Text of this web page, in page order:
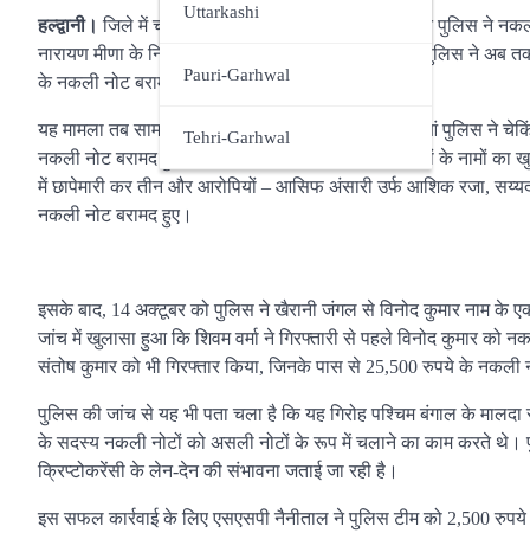
Udham Singh Nagar
Uttarkashi
Pauri-Garhwal
Tehri-Garhwal
हल्द्वानी। जिले में चलाए जा रहे सघन चेकिंग अभियान के तहत पुलिस ने नकली
नारायण मीणा के निर्देश पर चलाए गए इस अभियान के दौरान पुलिस ने
के नकली नोट बरामद किए हैं।
यह मामला तब सामने आया जब 9 अक्टूबर 2024 को लालकुआं पुलिस ने
नकली नोट बरामद हुए। पूछताछ में शिवम वर्मा ने अन्य साथियों के नामों
में छापेमारी कर तीन और आरोपियों – आसिफ अंसारी उर्फ आशिक रजा,
नकली नोट बरामद हुए।
इसके बाद, 14 अक्टूबर को पुलिस ने खैरानी जंगल से विनोद कुमार नाम के
जांच में खुलासा हुआ कि शिवम वर्मा ने गिरफ्तारी से पहले विनोद कुमार को
संतोष कुमार को भी गिरफ्तार किया, जिनके पास से 25,500 रुपये के
पुलिस की जांच से यह भी पता चला है कि यह गिरोह पश्चिम बंगाल के
के सदस्य नकली नोटों को असली नोटों के रूप में चलाने का काम करते थे।
क्रिप्टोकरेंसी के लेन-देन की संभावना जताई जा रही है।
इस सफल कार्रवाई के लिए एसएसपी नैनीताल ने पुलिस टीम को 2,500